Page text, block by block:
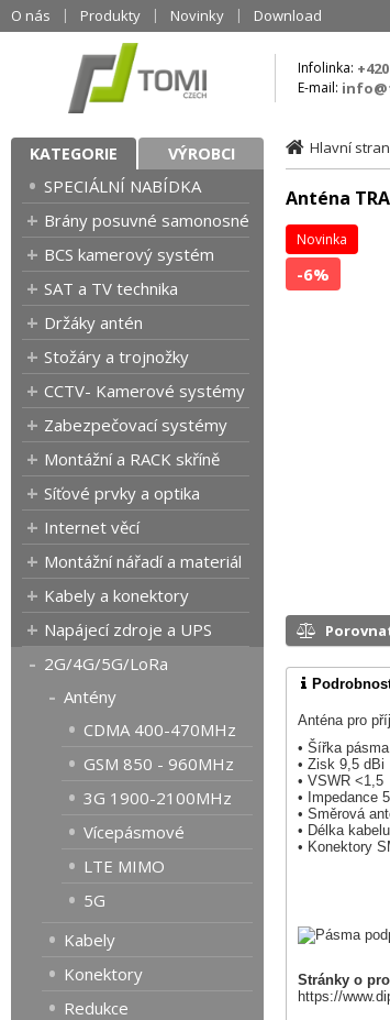
O nás Produkty Novinky Download
Infolinka:
E-mail:
KATEGORIE VÝROBCI
SPECIÁLNÍ NABÍDKA
Brány posuvné samonosné
BCS kamerový systém
SAT a TV technika
Držáky antén
Stožáry a trojnožky
CCTV- Kamerové systémy
Zabezpečovací systémy
Montážní a RACK skříně
Síťové prvky a optika
Internet věcí
Montážní nářadí a materiál
Kabely a konektory
Napájecí zdroje a UPS
2G/4G/5G/LoRa
Antény
CDMA 400-470MHz
GSM 850 - 960MHz
3G 1900-2100MHz
Vícepásmové
LTE MIMO
5G
Kabely
Konektory
Redukce
Hlavní
Anténa
Novinka
-6%
Anténa pro
• Šířka
• Zisk 9,5 dBi
• VSWR <1,5
• Impedance
• Směrová
• Délka
• Konektory
Stránky o
https://